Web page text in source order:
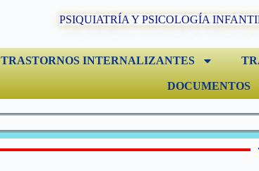
PSIQUIATRÍA Y PSICOLOGÍA
TRASTORNOS INTERNALIZANTES
DOCUMENTOS